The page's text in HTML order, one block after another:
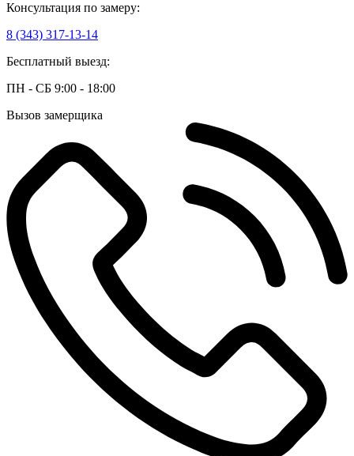
Консультация по замеру:
8 (343) 317-13-14
Бесплатный выезд:
ПН - СБ 9:00 - 18:00
Вызов замерщика